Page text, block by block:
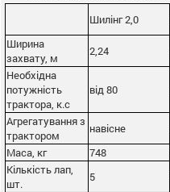
Шилінг 2,0
Ширина
захвату, м
2,24
Необхідна
потужність
трактора, к.с
від 80
Агрегатування з
трактором
навісне
Маса, кг
748
Кількість лап,
шт.
5